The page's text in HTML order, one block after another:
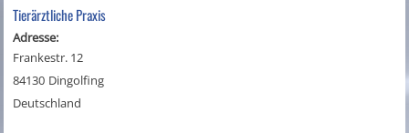
Tierärztliche Praxis
Adresse:
Frankestr. 12
84130 Dingolfing
Deutschland